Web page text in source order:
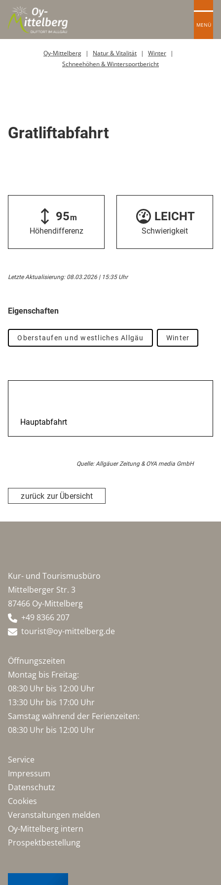
MENÜ
Oy-Mittelberg Natur & Vitalität
Winter
Schneehöhen & Wintersportbericht
Gratliftabfahrt
95m
Höhendifferenz
LEICHT
Schwierigkeit
Letzte Aktualisierung: 08.03.2026 | 15:35 Uhr
Eigenschaften
Oberstaufen und westliches Allgäu Winter
Hauptabfahrt
Quelle: Allgäuer Zeitung & OYA media GmbH
zurück zur Übersicht
Kur- und Tourismusbüro
Mittelberger Str. 3
87466 Oy-Mittelberg
+49 8366 207
tourist@oy-mittelberg.de
Öffnungszeiten
Montag bis Freitag:
08:30 Uhr bis 12:00 Uhr
13:30 Uhr bis 17:00 Uhr
Samstag während der Ferienzeiten:
08:30 Uhr bis 12:00 Uhr
Service
Impressum
Datenschutz
Cookies
Veranstaltungen melden
Oy-Mittelberg intern
Prospektbestellung